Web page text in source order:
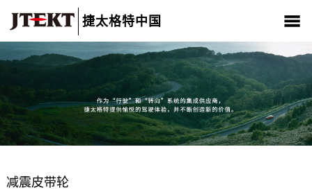
捷太格特中国
关于我们 产品介绍 新闻中心 CSR 人材招聘
联系我们
减震皮带轮